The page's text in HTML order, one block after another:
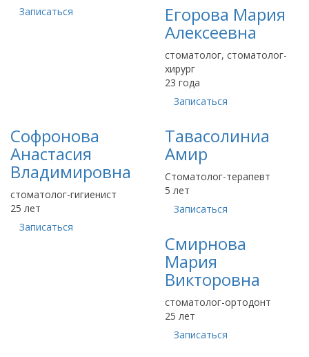
Записаться
Егорова Мария
Алексеевна
стоматолог, стоматолог-
хирург
23 года
Записаться
Софронова
Анастасия
Владимировна
стоматолог-гигиенист
25 лет
Записаться
Тавасолиниа
Амир
Стоматолог-терапевт
5 лет
Записаться
Смирнова
Мария
Викторовна
стоматолог-ортодонт
25 лет
Записаться